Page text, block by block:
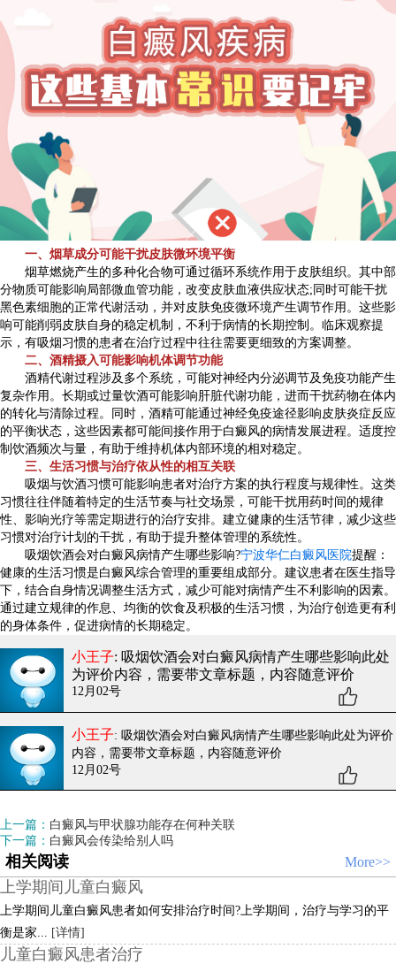
一、烟草成分可能干扰皮肤微环境平衡
烟草燃烧产生的多种化合物可通过循环系统作用于皮肤组织。其中部
分物质可能影响局部微血管功能，改变皮肤血液供应状态;同时可能干扰
黑色素细胞的正常代谢活动，并对皮肤免疫微环境产生调节作用。这些影
响可能削弱皮肤自身的稳定机制，不利于病情的长期控制。临床观察提
示，有吸烟习惯的患者在治疗过程中往往需要更细致的方案调整。
二、酒精摄入可能影响机体调节功能
酒精代谢过程涉及多个系统，可能对神经内分泌调节及免疫功能产生
复杂作用。长期或过量饮酒可能影响肝脏代谢功能，进而干扰药物在体内
的转化与清除过程。同时，酒精可能通过神经免疫途径影响皮肤炎症反应
的平衡状态，这些因素都可能间接作用于白癜风的病情发展进程。适度控
制饮酒频次与量，有助于维持机体内部环境的相对稳定。
三、生活习惯与治疗依从性的相互关联
吸烟与饮酒习惯可能影响患者对治疗方案的执行程度与规律性。这类
习惯往往伴随着特定的生活节奏与社交场景，可能干扰用药时间的规律
性、影响光疗等需定期进行的治疗安排。建立健康的生活节律，减少这些
习惯对治疗计划的干扰，有助于提升整体管理的系统性。
吸烟饮酒会对白癜风病情产生哪些影响?宁波华仁白癜风医院提醒：
健康的生活习惯是白癜风综合管理的重要组成部分。建议患者在医生指导
下，结合自身情况调整生活方式，减少可能对病情产生不利影响的因素。
通过建立规律的作息、均衡的饮食及积极的生活习惯，为治疗创造更有利
的身体条件，促进病情的长期稳定。
小王子: 吸烟饮酒会对白癜风病情产生哪些影响此处
为评价内容，需要带文章标题，内容随意评价
12月02号
小王子: 吸烟饮酒会对白癜风病情产生哪些影响此处为评价
内容，需要带文章标题，内容随意评价
12月02号
上一篇： 白癜风与甲状腺功能存在何种关联
下一篇： 白癜风会传染给别人吗
相关阅读 More>>
上学期间儿童白癜风
上学期间儿童白癜风患者如何安排治疗时间?上学期间，治疗与学习的平
衡是家... [详情]
儿童白癜风患者治疗